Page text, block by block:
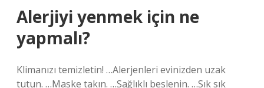
Alerjiyi yenmek için ne
yapmalı?
Klimanızı temizletin! …Alerjenleri evinizden uzak
tutun. …Maske takın. …Sağlıklı beslenin. …Sık sık